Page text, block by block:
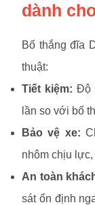
dành
Bố thắng đĩa
thuật:
Tiết kiệm: Độ
lần so với bố
Bảo vệ xe:
nhôm chịu
An toàn
sát ổn định